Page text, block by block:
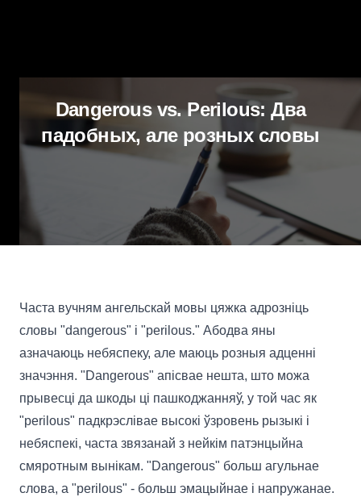
Dangerous vs. Perilous: Два
падобных, але розных словы
Часта вучням ангельскай мовы цяжка адрозніць
словы "dangerous" і "perilous." Абодва яны
азначаюць небяспеку, але маюць розныя адценні
значэння. "Dangerous" апісвае нешта, што можа
прывесці да шкоды ці пашкоджанняў, у той час як
"perilous" падкрэслівае высокі ўзровень рызыкі і
небяспекі, часта звязанай з нейкім патэнцыйна
смяротным вынікам. "Dangerous" больш агульнае
слова, а "perilous" - больш эмацыйнае і напружанае.